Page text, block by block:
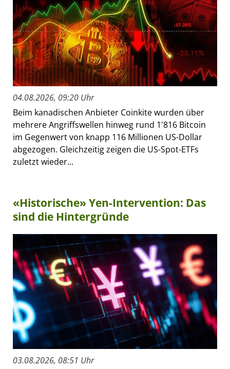
04.08.2026, 09:20 Uhr
Beim kanadischen Anbieter Coinkite wurden über
mehrere Angriffswellen hinweg rund 1'816 Bitcoin
im Gegenwert von knapp 116 Millionen US-Dollar
abgezogen. Gleichzeitig zeigen die US-Spot-ETFs
zuletzt wieder...
«Historische» Yen-Intervention: Das
sind die Hintergründe
03.08.2026, 08:51 Uhr